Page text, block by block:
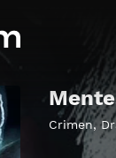
Crimen,